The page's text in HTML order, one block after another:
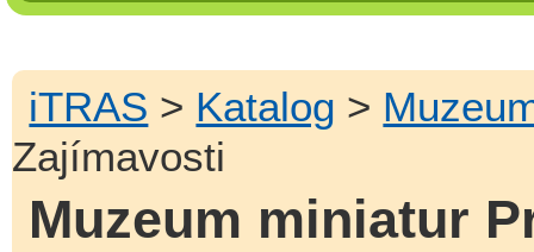
iTRAS > Katalog >
Zajímavosti
Muzeum miniatur